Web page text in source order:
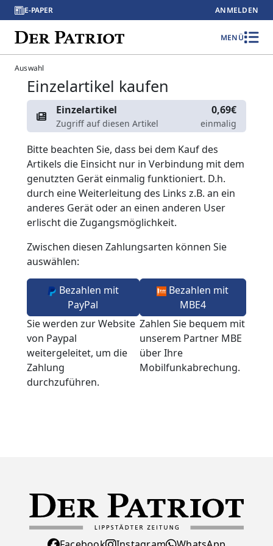
E-PAPER ANMELDEN
MENÜ
Auswahl
Einzelartikel kaufen
Einzelartikel
Zugriff auf diesen Artikel
0,69€
einmalig
Bitte beachten Sie, dass bei dem Kauf des
Artikels die Einsicht nur in Verbindung mit dem
genutzten Gerät einmalig funktioniert. D.h.
durch eine Weiterleitung des Links z.B. an ein
anderes Gerät oder an einen anderen User
erlischt die Zugangsmöglichkeit.
Zwischen diesen Zahlungsarten können Sie
auswählen:
Bezahlen mit
PayPal
Sie werden zur Website
von Paypal
weitergeleitet, um die
Zahlung
durchzuführen.
Bezahlen mit
MBE4
Zahlen Sie bequem mit
unserem Partner MBE
über Ihre
Mobilfunkabrechung.